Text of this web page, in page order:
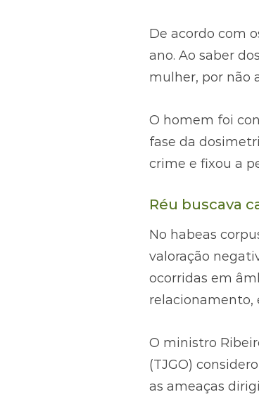
De acordo com
ano. Ao saber
mulher, por não
O homem foi
fase da
crime e fixou a
Réu buscava
No habeas
valoração
ocorridas em
relacionamento,
O ministro
(TJGO)
as ameaças